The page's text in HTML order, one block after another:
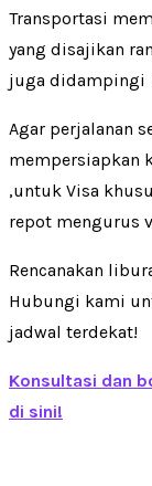
Transportasi
yang disajikan
juga didampingi
Agar perjalanan
mempersiapkan
,untuk Visa
repot mengurus
Rencanakan
Hubungi kami
jadwal terdekat!
Konsultasi dan
di sini!